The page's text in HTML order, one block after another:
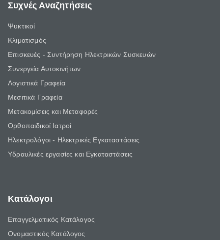
Συχνές Αναζητήσεις
Ψυκτικοί
Κλιματισμός
Επισκευές - Συντήρηση Ηλεκτρικών Συσκευών
Συνεργεία Αυτοκινήτων
Λογιστικά Γραφεία
Μεσιτικά Γραφεία
Μετακομίσεις και Μεταφορές
Ορθοπαιδικοί Ιατροί
Ηλεκτρολόγοι - Ηλεκτρικές Εγκαταστάσεις
Υδραυλικές εργασίες και Εγκαταστάσεις
Κατάλογοι
Επαγγελματικός Κατάλογος
Ονομαστικός Κατάλογος